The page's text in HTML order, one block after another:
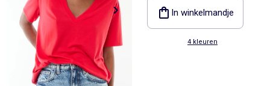
In winkelmandje
4 kleuren